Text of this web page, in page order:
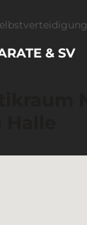
& SV